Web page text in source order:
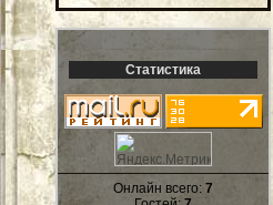
Статистика
Онлайн всего: 7